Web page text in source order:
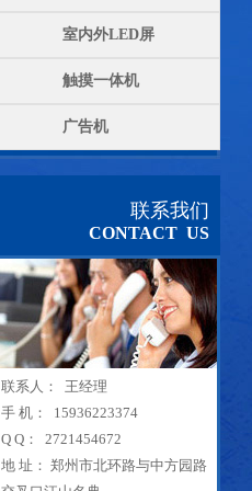
室内外LED屏
触摸一体机
广告机
联系我们
CONTACT US
联系人： 王经理
手 机： 15936223374
Q Q： 2721454672
地 址： 郑州市北环路与中方园路